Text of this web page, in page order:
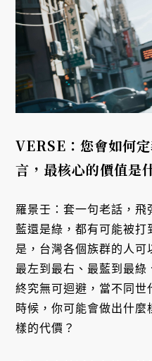
VERSE：您會如何
言，最核心的價值是
羅景壬：套一句老話，飛
藍還是綠，都有可能被打
是，台灣各個族群的人
最左到最右、最藍到最
終究無可迴避，當不同世
時候，你可能會做出什
樣的代價？